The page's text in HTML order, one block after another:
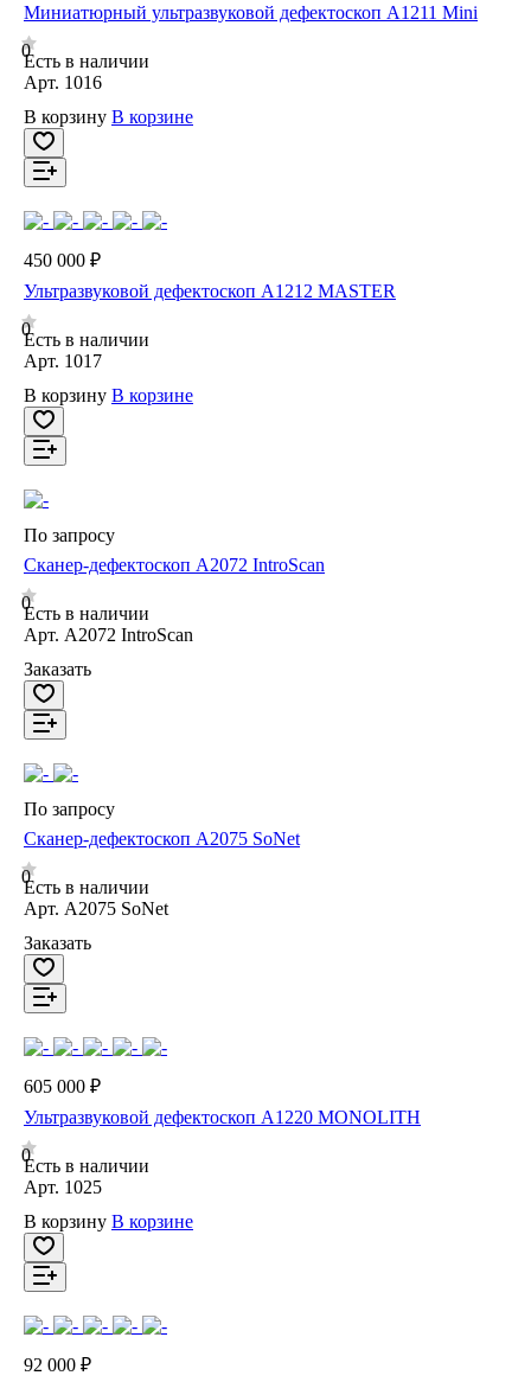
Миниатюрный ультразвуковой дефектоскоп А1211 Mini
0
Есть в наличии
Арт. 1016
В корзину В корзине
450 000 ₽
Ультразвуковой дефектоскоп А1212 MASTER
0
Есть в наличии
Арт. 1017
В корзину В корзине
По запросу
Сканер-дефектоскоп А2072 IntroScan
0
Есть в наличии
Арт. А2072 IntroScan
Заказать
По запросу
Сканер-дефектоскоп А2075 SoNet
0
Есть в наличии
Арт. А2075 SoNet
Заказать
605 000 ₽
Ультразвуковой дефектоскоп А1220 MONOLITH
0
Есть в наличии
Арт. 1025
В корзину В корзине
92 000 ₽